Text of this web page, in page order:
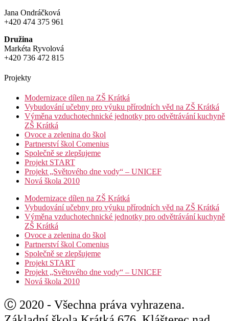
Jana Ondráčková
+420 474 375 961
Družina
Markéta Ryvolová
+420 736 472 815
Projekty
Modernizace dílen na ZŠ Krátká
Vybudování učebny pro výuku přírodních věd na ZŠ Krátká
Výměna vzduchotechnické jednotky pro odvětrávání kuchyně
ZŠ Krátká
Ovoce a zelenina do škol
Partnerství škol Comenius
Společně se zlepšujeme
Projekt START
Projekt „Světového dne vody“ – UNICEF
Nová škola 2010
Modernizace dílen na ZŠ Krátká
Vybudování učebny pro výuku přírodních věd na ZŠ Krátká
Výměna vzduchotechnické jednotky pro odvětrávání kuchyně
ZŠ Krátká
Ovoce a zelenina do škol
Partnerství škol Comenius
Společně se zlepšujeme
Projekt START
Projekt „Světového dne vody“ – UNICEF
Nová škola 2010
Ⓒ 2020 - Všechna práva vyhrazena.